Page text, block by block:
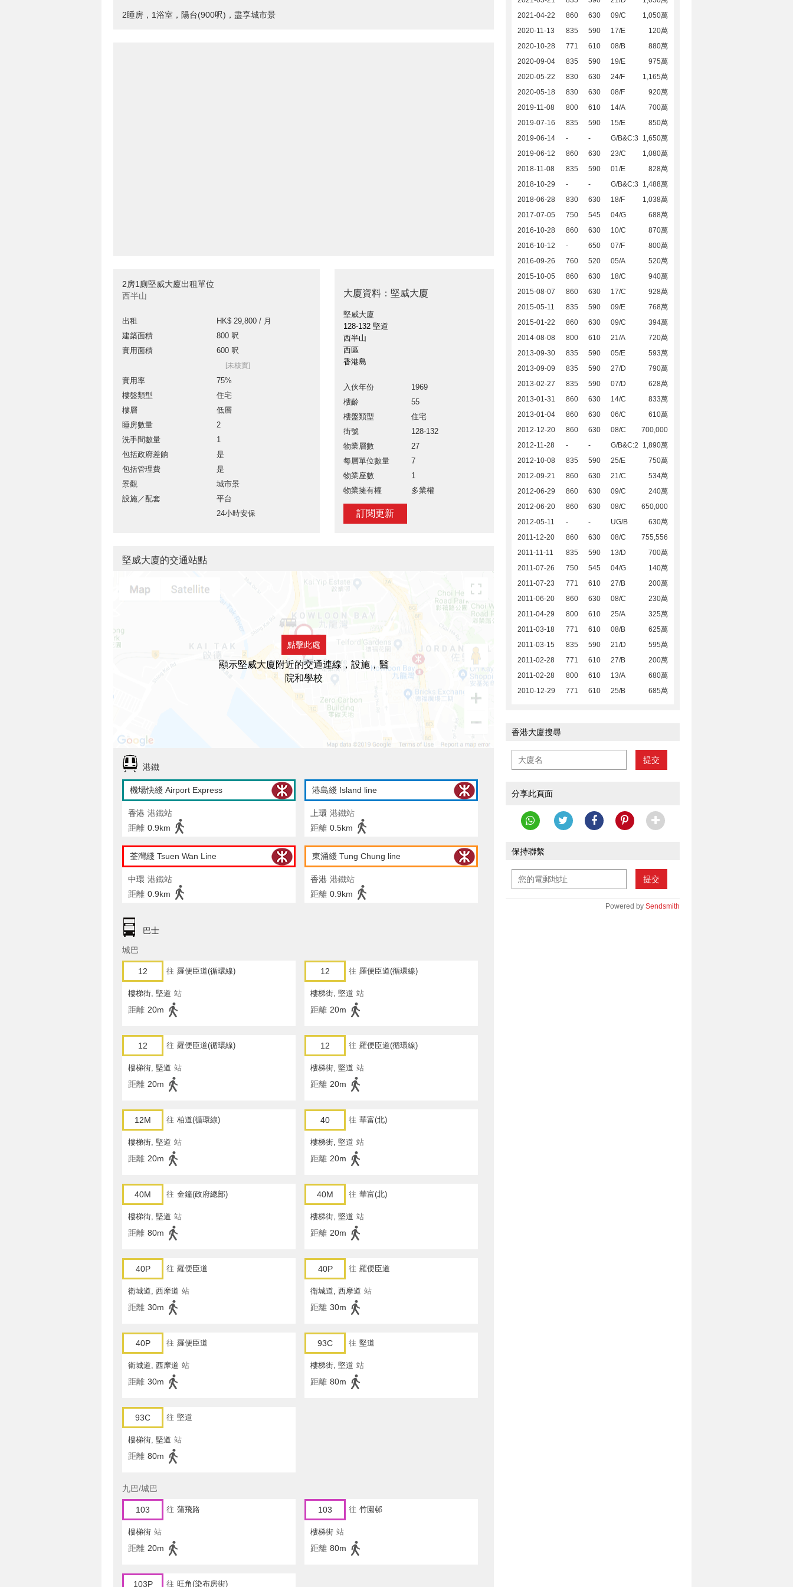
2睡房，1浴室，陽台(900呎)，盡享城市景
2房1廁堅威大廈出租單位
西半山
出租
HK$ 29,800 / 月
建築面積
800 呎
實用面積
600 呎
[未核實]
實用率
75%
樓盤類型
住宅
樓層
低層
睡房數量
2
洗手間數量
1
包括政府差餉
是
包括管理費
是
景觀
城市景
設施／配套
平台
24小時安保
大廈資料：堅威大廈
堅威大廈
128-132 堅道
西半山
西區
香港島
入伙年份
1969
樓齡
55
樓盤類型
住宅
街號
128-132
物業層數
27
每層單位數量
7
物業座數
1
物業擁有權
多業權
訂閱更新
2021-04-22
860 630 09/C
1,050萬
2020-11-13
835 590 17/E
120萬
2020-10-28
771 610 08/B
880萬
2020-09-04
835 590 19/E
975萬
2020-05-22
830 630 24/F
1,165萬
2020-05-18
830 630 08/F
920萬
2019-11-08
800 610 14/A
700萬
2019-07-16
835 590 15/E
850萬
2019-06-14
- - G/B&C:3
1,650萬
2019-06-12
860 630 23/C
1,080萬
2018-11-08
835 590 01/E
828萬
2018-10-29
- - G/B&C:3
1,488萬
2018-06-28
830 630 18/F
1,038萬
2017-07-05
750 545 04/G
688萬
2016-10-28
860 630 10/C
870萬
2016-10-12
- 650 07/F
800萬
2016-09-26
760 520 05/A
520萬
2015-10-05
860 630 18/C
940萬
2015-08-07
860 630 17/C
928萬
2015-05-11
835 590 09/E
768萬
2015-01-22
860 630 09/C
394萬
2014-08-08
800 610 21/A
720萬
2013-09-30
835 590 05/E
593萬
2013-09-09
835 590 27/D
790萬
2013-02-27
835 590 07/D
628萬
2013-01-31
860 630 14/C
833萬
2013-01-04
860 630 06/C
610萬
2012-12-20
860 630 08/C
700,000
2012-11-28
- - G/B&C:2
1,890萬
2012-10-08
835 590 25/E
750萬
2012-09-21
860 630 21/C
534萬
2012-06-29
860 630 09/C
240萬
2012-06-20
860 630 08/C
650,000
2012-05-11
- - UG/B
630萬
2011-12-20
860 630 08/C
755,556
2011-11-11
835 590 13/D
700萬
2011-07-26
750 545 04/G
140萬
2011-07-23
771 610 27/B
200萬
2011-06-20
860 630 08/C
230萬
2011-04-29
800 610 25/A
325萬
2011-03-18
771 610 08/B
625萬
2011-03-15
835 590 21/D
595萬
2011-02-28
771 610 27/B
200萬
2011-02-28
800 610 13/A
680萬
2010-12-29
771 610 25/B 685萬
香港大廈搜尋
提交
分享此頁面
保持聯繫
提交
Powered by Sendsmith
堅威大廈的交通站點
點擊此處
顯示堅威大廈附近的交通連線，設施，醫
院和學校
港鐵
機場快綫 Airport Express
香港 港鐵站
距離 0.9km
港島綫 Island line
上環 港鐵站
距離 0.5km
荃灣綫 Tsuen Wan Line
中環 港鐵站
距離 0.9km
東涌綫 Tung Chung line
香港 港鐵站
距離 0.9km
巴士
城巴
12 往 羅便臣道(循環線)
樓梯街, 堅道 站
距離 20m
12 往 羅便臣道(循環線)
樓梯街, 堅道 站
距離 20m
12 往 羅便臣道(循環線)
樓梯街, 堅道 站
距離 20m
12 往 羅便臣道(循環線)
樓梯街, 堅道 站
距離 20m
12M 往 柏道(循環線)
樓梯街, 堅道 站
距離 20m
40 往 華富(北)
樓梯街, 堅道 站
距離 20m
40M 往 金鐘(政府總部)
樓梯街, 堅道 站
距離 80m
40M 往 華富(北)
樓梯街, 堅道 站
距離 20m
40P 往 羅便臣道
衛城道, 西摩道 站
距離 30m
40P 往 羅便臣道
衛城道, 西摩道 站
距離 30m
40P 往 羅便臣道
衛城道, 西摩道 站
距離 30m
93C 往 堅道
樓梯街, 堅道 站
距離 80m
93C 往 堅道
樓梯街, 堅道 站
距離 80m
九巴/城巴
103 往 蒲飛路
樓梯街 站
距離 20m
103 往 竹園邨
樓梯街 站
距離 80m
103P 往 旺角(染布房街)